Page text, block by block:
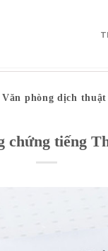
Văn phòng dịch
chứng tiếng